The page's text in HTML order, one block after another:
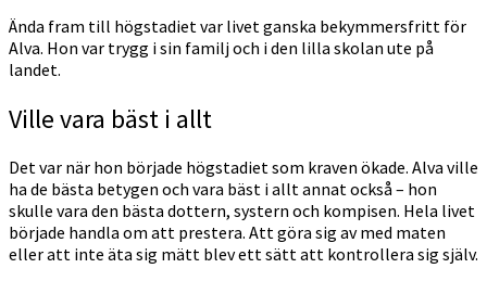
Ända fram till högstadiet var livet ganska bekymmersfritt för
Alva. Hon var trygg i sin familj och i den lilla skolan ute på
landet.
Ville vara bäst i allt
Det var när hon började högstadiet som kraven ökade. Alva ville
ha de bästa betygen och vara bäst i allt annat också – hon
skulle vara den bästa dottern, systern och kompisen. Hela livet
började handla om att prestera. Att göra sig av med maten
eller att inte äta sig mätt blev ett sätt att kontrollera sig själv.